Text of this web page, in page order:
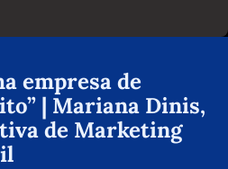
empresa de
| Mariana Dinis,
de Marketing